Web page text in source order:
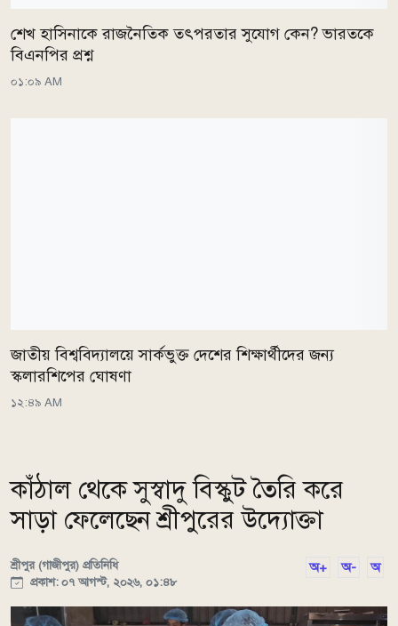
শেখ হাসিনাকে রাজনৈতিক তৎপরতার সুযোগ কেন? ভারতকে
বিএনপির প্রশ্ন
০১:০৯ AM
জাতীয় বিশ্ববিদ্যালয়ে সার্কভুক্ত দেশের শিক্ষার্থীদের জন্য
স্কলারশিপের ঘোষণা
১২:৪৯ AM
কাঁঠাল থেকে সুস্বাদু বিস্কুট তৈরি করে
সাড়া ফেলেছেন শ্রীপুরের উদ্যোক্তা
শ্রীপুর (গাজীপুর) প্রতিনিধি
প্রকাশ: ০৭ আগস্ট, ২০২৬, ০১:৪৮
অ+ অ- অ